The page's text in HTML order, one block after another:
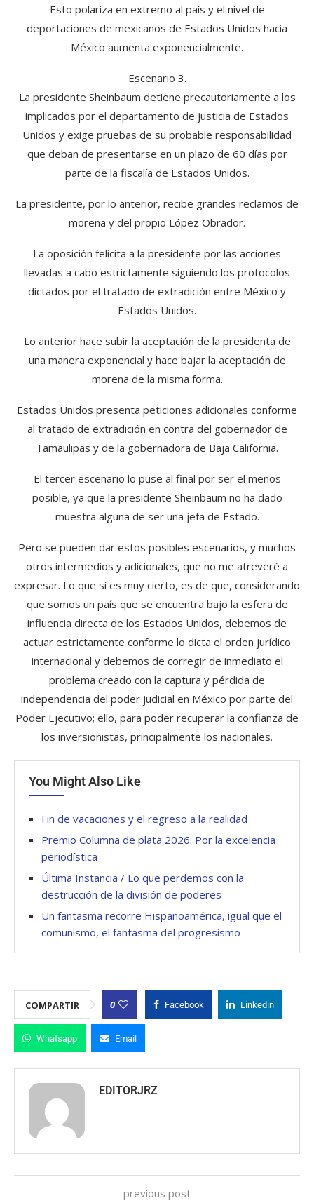
Esto polariza en extremo al país y el nivel de
deportaciones de mexicanos de Estados Unidos hacia
México aumenta exponencialmente.
Escenario 3.
La presidente Sheinbaum detiene precautoriamente a los
implicados por el departamento de justicia de Estados
Unidos y exige pruebas de su probable responsabilidad
que deban de presentarse en un plazo de 60 días por
parte de la fiscalía de Estados Unidos.
La presidente, por lo anterior, recibe grandes reclamos de
morena y del propio López Obrador.
La oposición felicita a la presidente por las acciones
llevadas a cabo estrictamente siguiendo los protocolos
dictados por el tratado de extradición entre México y
Estados Unidos.
Lo anterior hace subir la aceptación de la presidenta de
una manera exponencial y hace bajar la aceptación de
morena de la misma forma.
Estados Unidos presenta peticiones adicionales conforme
al tratado de extradición en contra del gobernador de
Tamaulipas y de la gobernadora de Baja California.
El tercer escenario lo puse al final por ser el menos
posible, ya que la presidente Sheinbaum no ha dado
muestra alguna de ser una jefa de Estado.
Pero se pueden dar estos posibles escenarios, y muchos
otros intermedios y adicionales, que no me atreveré a
expresar. Lo que sí es muy cierto, es de que, considerando
que somos un país que se encuentra bajo la esfera de
influencia directa de los Estados Unidos, debemos de
actuar estrictamente conforme lo dicta el orden jurídico
internacional y debemos de corregir de inmediato el
problema creado con la captura y pérdida de
independencia del poder judicial en México por parte del
Poder Ejecutivo; ello, para poder recuperar la confianza de
los inversionistas, principalmente los nacionales.
You Might Also Like
Fin de vacaciones y el regreso a la realidad
Premio Columna de plata 2026: Por la excelencia
periodística
Última Instancia / Lo que perdemos con la
destrucción de la división de poderes
Un fantasma recorre Hispanoamérica, igual que el
comunismo, el fantasma del progresismo
COMPARTIR 0 Facebook Linkedin
Whatsapp Email
EDITORJRZ
previous post